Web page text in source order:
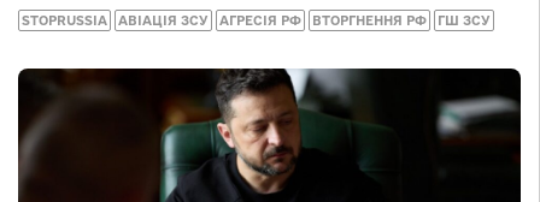
STOPRUSSIA АВІАЦІЯ ЗСУ АГРЕСІЯ РФ ВТОРГНЕННЯ РФ ГШ ЗСУ